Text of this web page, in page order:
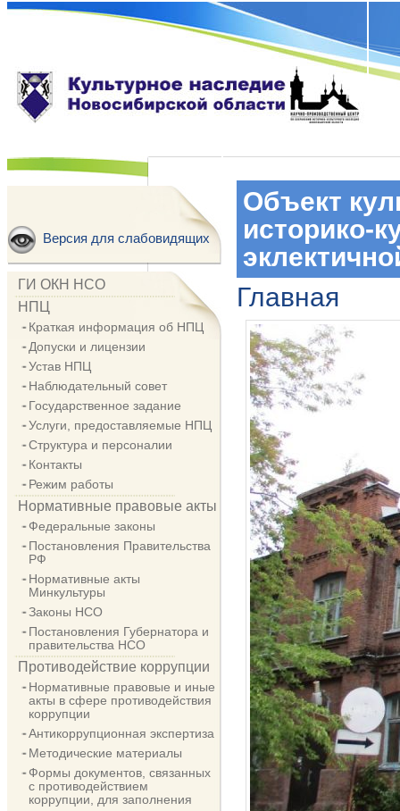
Версия для слабовидящих
ГИ ОКН НСО
НПЦ
Краткая информация об НПЦ
Допуски и лицензии
Устав НПЦ
Наблюдательный совет
Государственное задание
Услуги, предоставляемые НПЦ
Структура и персоналии
Контакты
Режим работы
Нормативные правовые акты
Федеральные законы
Постановления Правительства
РФ
Нормативные акты
Минкультуры
Законы НСО
Постановления Губернатора и
правительства НСО
Противодействие коррупции
Нормативные правовые и иные
акты в сфере противодействия
коррупции
Антикоррупционная экспертиза
Методические материалы
Формы документов, связанных
с противодействием
коррупции, для заполнения
Объект
историко-
Главная